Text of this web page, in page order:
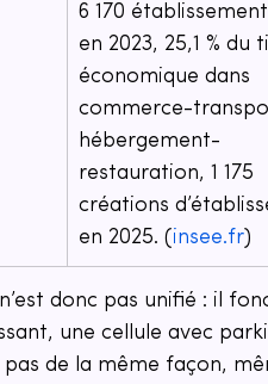
6 170
en 2023, 25,1 % du
économique dans
commerce-
hébergement-
restauration, 1 175
créations
en 2025. (insee.fr)
donc pas unifié : il
une cellule avec
de la même façon,